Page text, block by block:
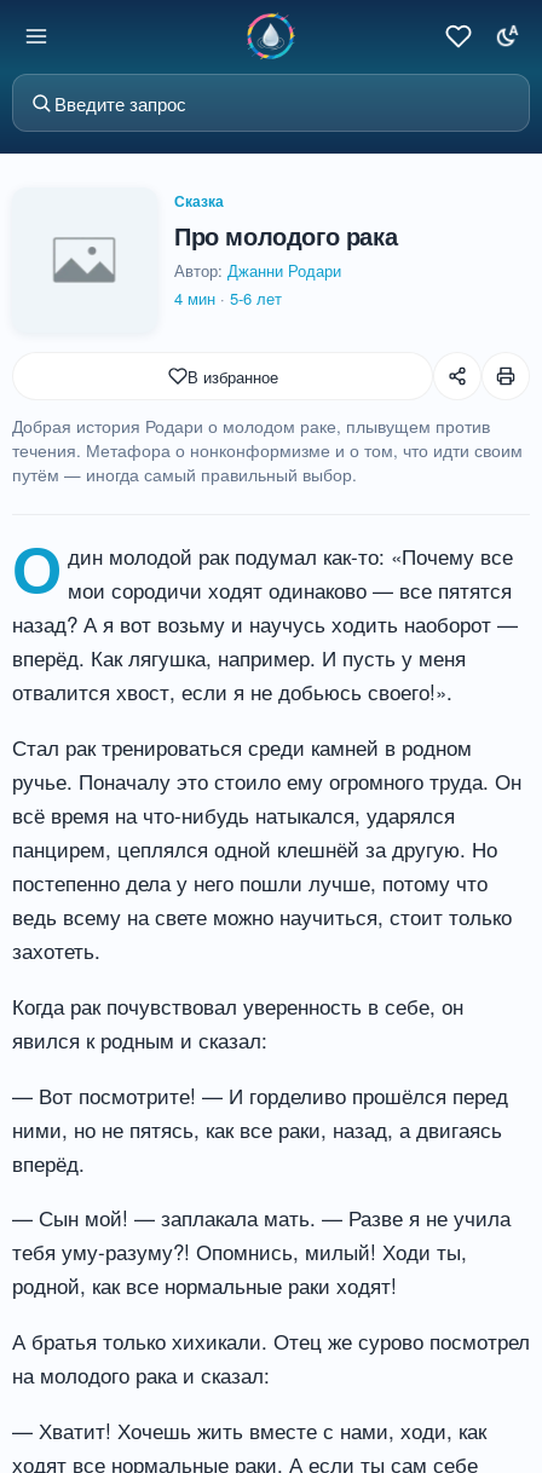
Сказка
Про молодого рака
Автор: Джанни Родари
4 мин · 5-6 лет
Добрая история Родари о молодом раке, плывущем против
течения. Метафора о нонконформизме и о том, что идти своим
путём — иногда самый правильный выбор.
В избранное
О дин молодой рак подумал как-то: «Почему все
мои сородичи ходят одинаково — все пятятся
назад? А я вот возьму и научусь ходить наоборот —
вперёд. Как лягушка, например. И пусть у меня
отвалится хвост, если я не добьюсь своего!».
Стал рак тренироваться среди камней в родном
ручье. Поначалу это стоило ему огромного труда. Он
всё время на что-нибудь натыкался, ударялся
панцирем, цеплялся одной клешнёй за другую. Но
постепенно дела у него пошли лучше, потому что
ведь всему на свете можно научиться, стоит только
захотеть.
Когда рак почувствовал уверенность в себе, он
явился к родным и сказал:
— Вот посмотрите! — И горделиво прошёлся перед
ними, но не пятясь, как все раки, назад, а двигаясь
вперёд.
— Сын мой! — заплакала мать. — Разве я не учила
тебя уму-разуму?! Опомнись, милый! Ходи ты,
родной, как все нормальные раки ходят!
А братья только хихикали. Отец же сурово посмотрел
на молодого рака и сказал:
— Хватит! Хочешь жить вместе с нами, ходи, как
ходят все нормальные раки. А если ты сам себе